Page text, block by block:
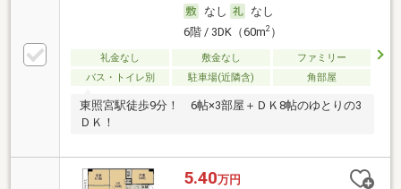
なし
なし
6階 / 3DK（60m2）
礼金なし 敷金なし
ファミリー
バス・トイレ別
駐車場(近隣含) 角部屋
東照宮駅徒歩9分！ 6帖×3部屋＋ＤＫ8帖のゆとりの3
ＤＫ！
5.40万円